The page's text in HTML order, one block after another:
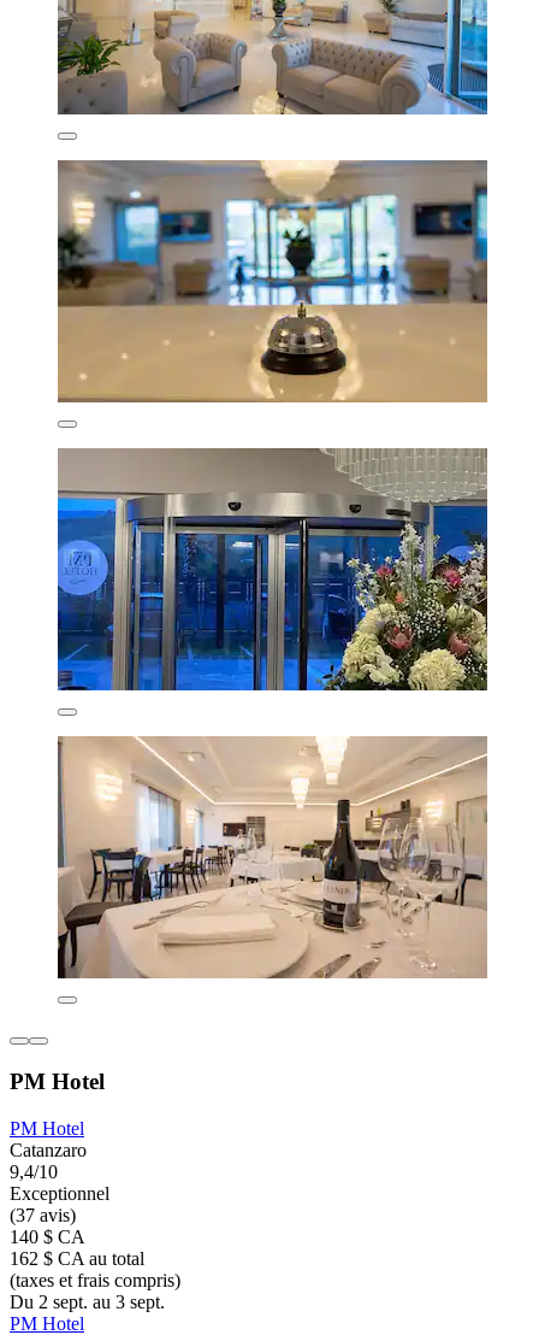
PM Hotel
PM Hotel
Catanzaro
9,4/10
Exceptionnel
(37 avis)
140 $ CA
162 $ CA au total
(taxes et frais compris)
Du 2 sept. au 3 sept.
PM Hotel